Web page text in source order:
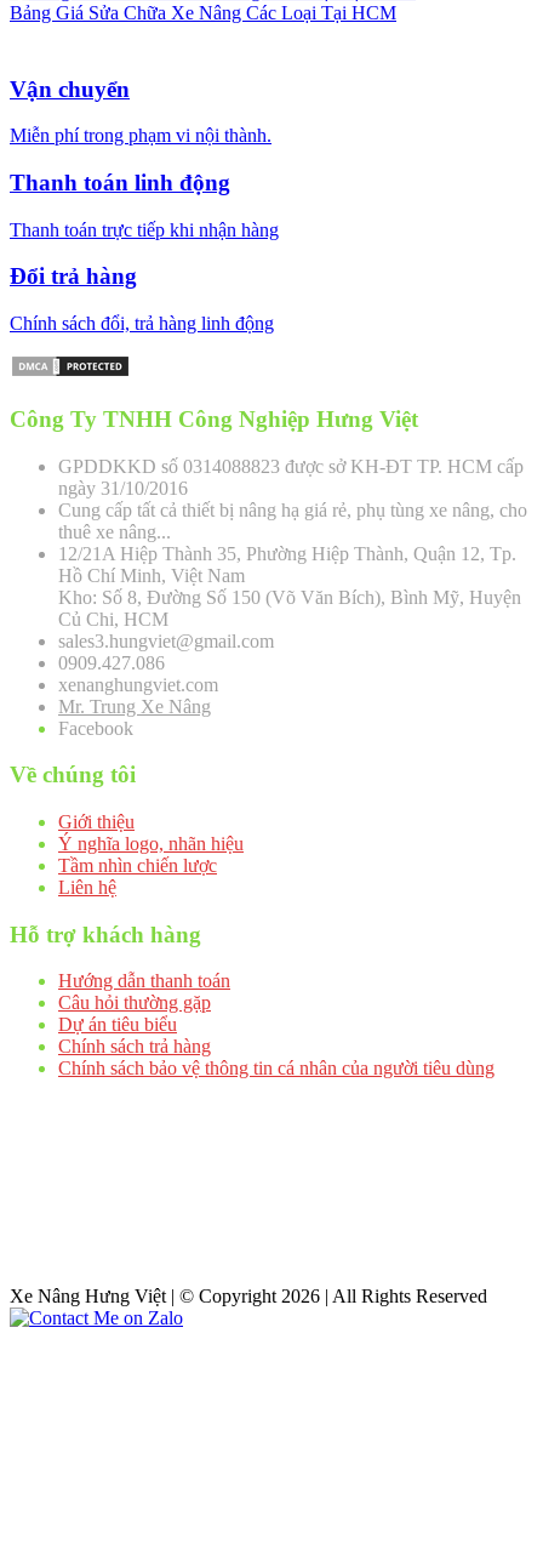
Bảng Giá Sửa Chữa Xe Nâng Các Loại Tại HCM
Vận chuyển
Miễn phí trong phạm vi nội thành.
Thanh toán linh động
Thanh toán trực tiếp khi nhận hàng
Đổi trả hàng
Chính sách đổi, trả hàng linh động
Công Ty TNHH Công Nghiệp Hưng Việt
GPDDKKD số 0314088823 được sở KH-ĐT TP. HCM cấp
ngày 31/10/2016
Cung cấp tất cả thiết bị nâng hạ giá rẻ, phụ tùng xe nâng, cho
thuê xe nâng...
12/21A Hiệp Thành 35, Phường Hiệp Thành, Quận 12, Tp.
Hồ Chí Minh, Việt Nam
Kho: Số 8, Đường Số 150 (Võ Văn Bích), Bình Mỹ, Huyện
Củ Chi, HCM
sales3.hungviet@gmail.com
0909.427.086
xenanghungviet.com
Mr. Trung Xe Nâng
Facebook
Về chúng tôi
Giới thiệu
Ý nghĩa logo, nhãn hiệu
Tầm nhìn chiến lược
Liên hệ
Hỗ trợ khách hàng
Hướng dẫn thanh toán
Câu hỏi thường gặp
Dự án tiêu biểu
Chính sách trả hàng
Chính sách bảo vệ thông tin cá nhân của người tiêu dùng
Xe Nâng Hưng Việt | © Copyright 2026 | All Rights Reserved